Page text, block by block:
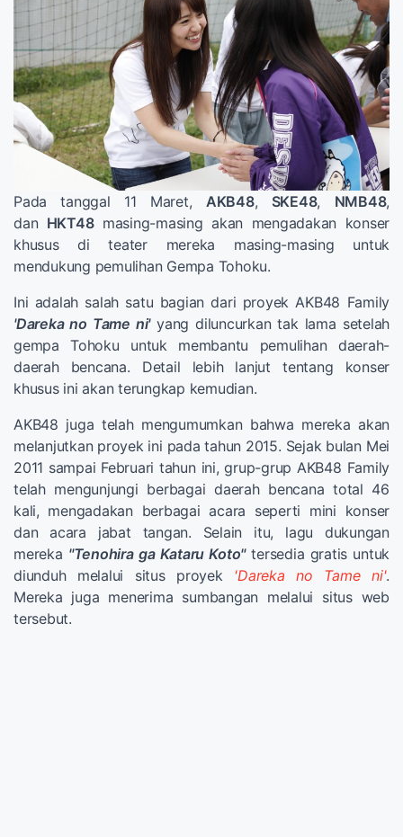
Pada tanggal 11 Maret, AKB48, SKE48, NMB48,
dan HKT48masing-masing akan mengadakan konser
khusus di teater mereka masing-masing untuk
mendukung pemulihan Gempa Tohoku.
Ini adalah salah satu bagian dari proyek AKB48 Family
'Dareka no Tame ni'yang diluncurkan tak lama setelah
gempa Tohoku untuk membantu pemulihan daerah-
daerah bencana. Detail lebih lanjut tentang konser
khusus ini akan terungkap kemudian.
AKB48 juga telah mengumumkan bahwa mereka akan
melanjutkan proyek ini pada tahun 2015. Sejak bulan Mei
2011 sampai Februari tahun ini, grup-grup AKB48 Family
telah mengunjungi berbagai daerah bencana total 46
kali, mengadakan berbagai acara seperti mini konser
dan acara jabat tangan. Selain itu, lagu dukungan
mereka "Tenohira ga Kataru Koto"tersedia gratis untuk
diunduh melalui situs proyek 'Dareka no Tame ni'.
Mereka juga menerima sumbangan melalui situs web
tersebut.